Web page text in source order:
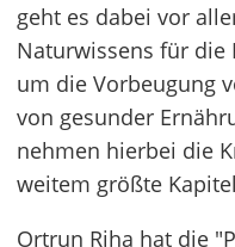
geht es dabei vor
Naturwissens für die
um die Vorbeugung
von gesunder
nehmen hierbei die
weitem größte
Ortrun Riha hat die